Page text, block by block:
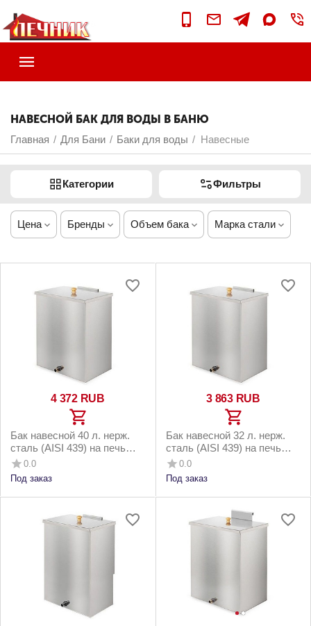
НАВЕСНОЙ БАК ДЛЯ ВОДЫ В БАНЮ
Главная / Для Бани / Баки для воды / Навесные
Категории Фильтры
Цена Бренды Объем бака Марка стали
4 372 RUB
Бак навесной 40 л. нерж.
сталь (AISI 439) на печь
Везувий Русичъ 22 Аква
0.0
Под заказ
3 863 RUB
Бак навесной 32 л. нерж.
сталь (AISI 439) на печь
Везувий Русичъ 16 Аква
0.0
Под заказ